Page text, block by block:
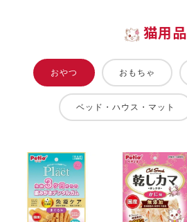
猫用品
おやつ おもちゃ
ベッド・ハウス・マット